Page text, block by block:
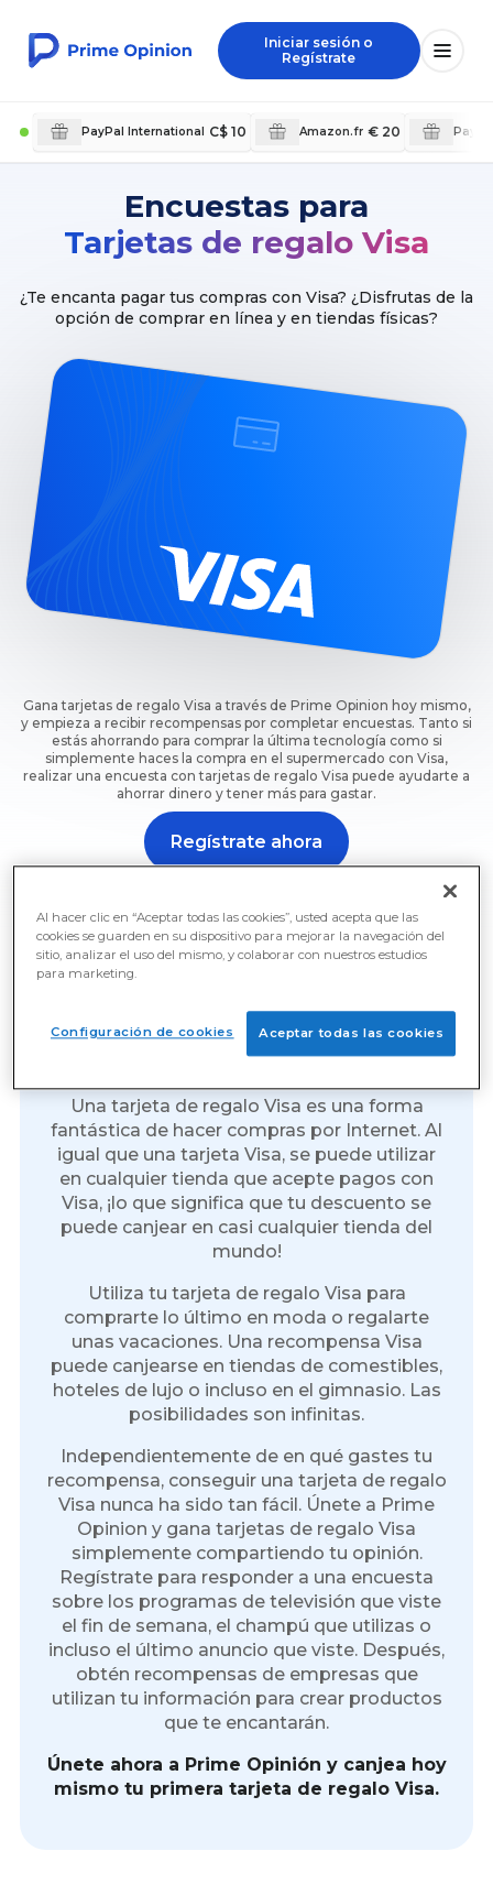
Iniciar sesión o
Regístrate
PayPal International C$ 10 Amazon.fr € 20
Encuestas para
Tarjetas de regalo Visa
¿Te encanta pagar tus compras con Visa? ¿Disfrutas de la
opción de comprar en línea y en tiendas físicas?
Gana tarjetas de regalo Visa a través de Prime Opinion hoy mismo,
y empieza a recibir recompensas por completar encuestas. Tanto si
estás ahorrando para comprar la última tecnología como si
simplemente haces la compra en el supermercado con Visa,
realizar una encuesta con tarjetas de regalo Visa puede ayudarte a
ahorrar dinero y tener más para gastar.
Regístrate ahora
Empieza a hacer encuestas para conseguir tarjetas de
regalo Visa ahora con Prime Opinion.
Gana tarjetas de regalo Visa
por Internet
Una tarjeta de regalo Visa es una forma
fantástica de hacer compras por Internet. Al
igual que una tarjeta Visa, se puede utilizar
en cualquier tienda que acepte pagos con
Visa, ¡lo que significa que tu descuento se
puede canjear en casi cualquier tienda del
mundo!
Utiliza tu tarjeta de regalo Visa para
comprarte lo último en moda o regalarte
unas vacaciones. Una recompensa Visa
puede canjearse en tiendas de comestibles,
hoteles de lujo o incluso en el gimnasio. Las
posibilidades son infinitas.
Independientemente de en qué gastes tu
recompensa, conseguir una tarjeta de regalo
Visa nunca ha sido tan fácil. Únete a Prime
Opinion y gana tarjetas de regalo Visa
simplemente compartiendo tu opinión.
Regístrate para responder a una encuesta
sobre los programas de televisión que viste
el fin de semana, el champú que utilizas o
incluso el último anuncio que viste. Después,
obtén recompensas de empresas que
utilizan tu información para crear productos
que te encantarán.
Únete ahora a Prime Opinión y canjea hoy
mismo tu primera tarjeta de regalo Visa.
Al hacer clic en “Aceptar todas las cookies”, usted acepta que las
cookies se guarden en su dispositivo para mejorar la navegación del
sitio, analizar el uso del mismo, y colaborar con nuestros estudios
para marketing.
Aceptar todas las cookies
Configuración de cookies